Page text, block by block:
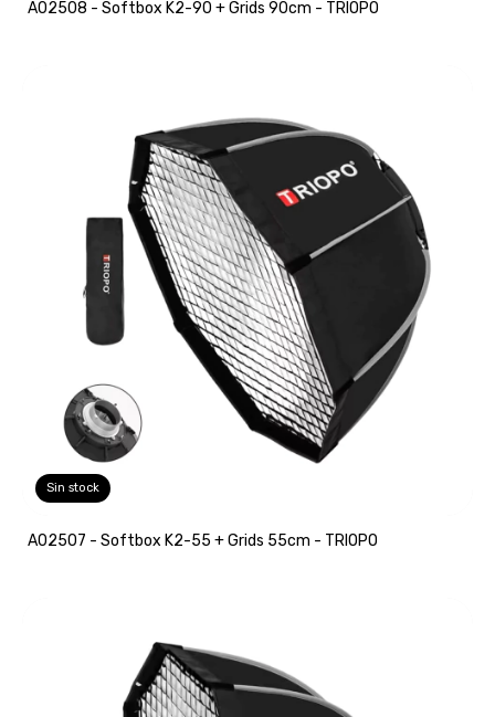
A02508 - Softbox K2-90 + Grids 90cm - TRIOPO
Sin stock
A02507 - Softbox K2-55 + Grids 55cm - TRIOPO